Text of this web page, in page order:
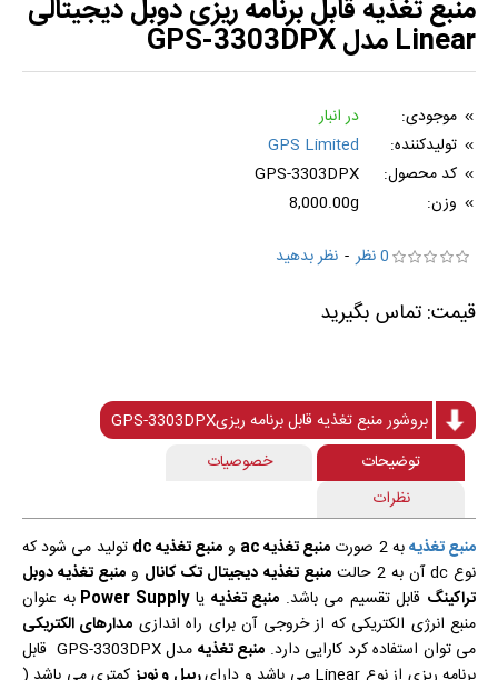
منبع تغذیه قابل برنامه ریزی دوبل دیجیتالی
Linear مدل GPS-3303DPX
موجودی:
در انبار
تولیدکننده:
GPS Limited
کد محصول:
GPS-3303DPX
وزن:
8,000.00g
0 نظر
- نظر بدهید
بروشور منبع تغذیه قابل برنامه ریزیGPS-3303DPX
توضیحات
خصوصیات
نظرات
منبع تغذیهبه 2 صورت منبع تغذیه ac و منبع تغذیه dc
تولید می شود که
نوع dc آن به 2 حالت
منبع تغذیه دیجیتال تک کانال و منبع تغذیه دوبل
تراکینگ قابل تقسیم می باشد. منبع تغذیه یاPower Supply به عنوان
منبع انرژی الکتریکی که از خروجی آن برای راه اندازی مدارهای الکتریکی
می توان استفاده کرد کارایی دارد. منبع تغذیه
مدل GPS-3303DPX قابل